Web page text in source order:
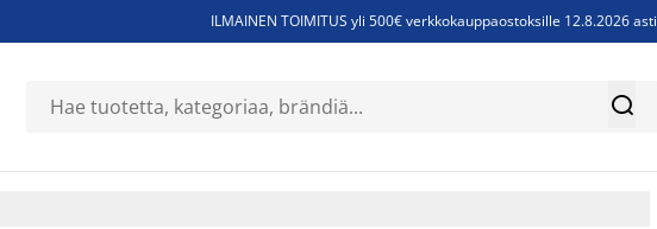
ILMAINEN TOIMITUS yli 500€ verkkokauppaostoksille 12.8.2026 asti
Sijauspatjoja - Säästä jopa 60% 